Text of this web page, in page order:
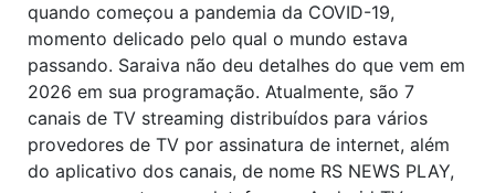
quando começou a pandemia da COVID-19,
momento delicado pelo qual o mundo estava
passando. Saraiva não deu detalhes do que vem em
2026 em sua programação. Atualmente, são 7
canais de TV streaming distribuídos para vários
provedores de TV por assinatura de internet, além
do aplicativo dos canais, de nome RS NEWS PLAY,